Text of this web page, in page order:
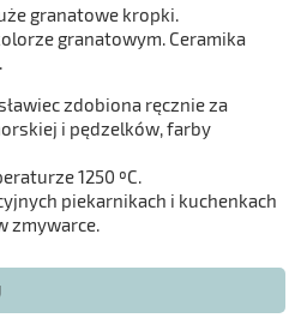
granatowe kropki.
granatowym. Ceramika
zdobiona ręcznie za
i pędzelków, farby
1250 ºC.
piekarnikach i kuchenkach
zmywarce.